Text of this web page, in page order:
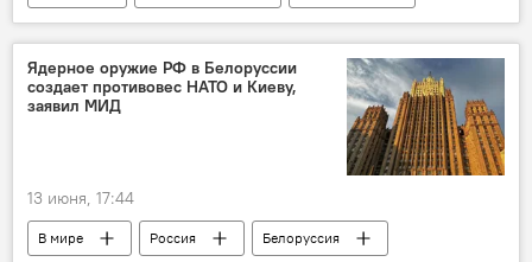
Культура
кино
Ядерное оружие РФ в Белоруссии
создает противовес НАТО и Киеву,
заявил МИД
13 июня, 17:44
В мире Россия
Белоруссия